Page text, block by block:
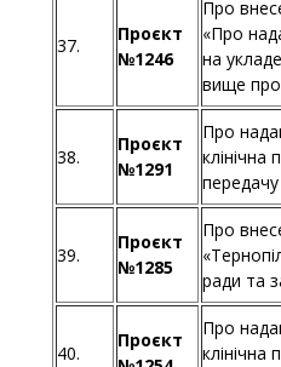
37.
Проєкт
№1246
Про
«Про
на
вище
38.
Проєкт
№1291
Про
39.
Проєкт
№1285
Про
ради та
40.
Проєкт
Про
клінічна